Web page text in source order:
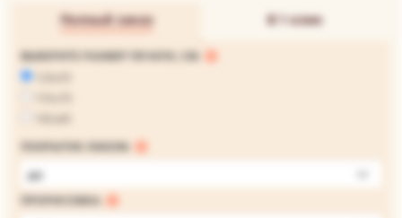
Полный заказ В 1 клик
ВЫБЕРИТЕ РАЗМЕР ПЕЧАТИ, СМ:
ПОКРЫТИЕ ЛАКОМ:
да
ПРОРИСОВКА: